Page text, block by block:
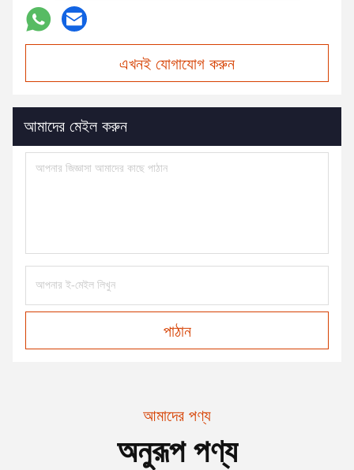
এখনই যোগাযোগ করুন
আমাদের মেইল করুন
পাঠান
আমাদের পণ্য
অনুরূপ পণ্য